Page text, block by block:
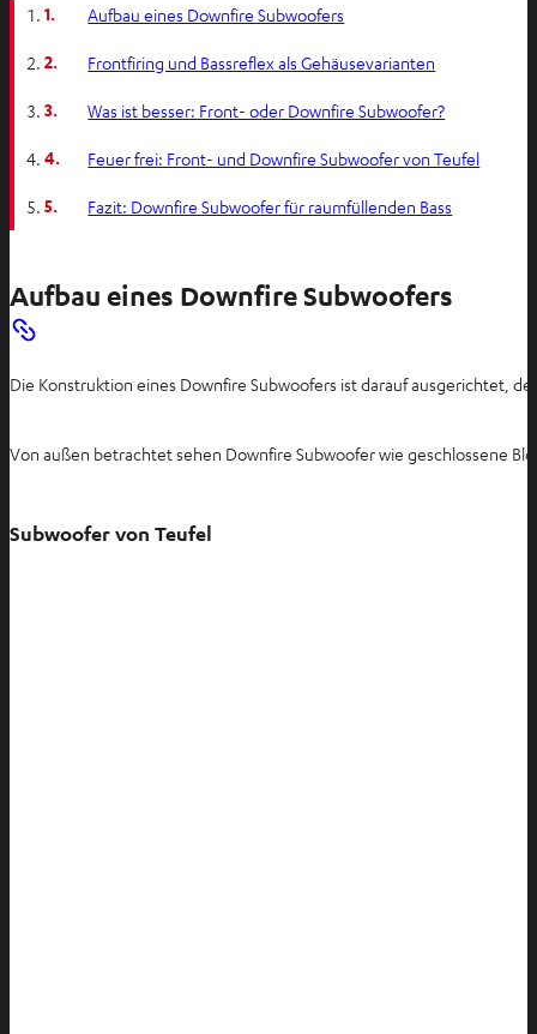
1. Aufbau eines Downfire Subwoofers
2. Frontfiring und Bassreflex als Gehäusevarianten
3. Was ist besser: Front- oder Downfire Subwoofer?
4. Feuer frei: Front- und Downfire Subwoofer von Teufel
5. Fazit: Downfire Subwoofer für raumfüllenden Bass
Aufbau eines Downfire Subwoofers
Die Konstruktion eines Downfire Subwoofers ist darauf ausgerichtet,
Von außen betrachtet sehen Downfire Subwoofer wie geschlossene
Subwoofer von Teufel